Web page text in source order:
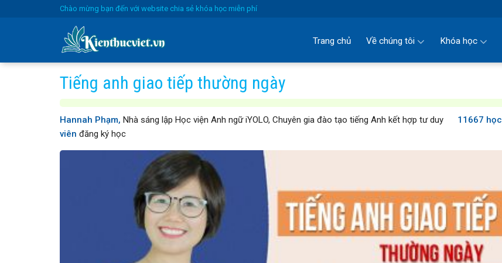
Chào mừng bạn đến với website chia sẻ khóa học miễn phí
Trang chủ Về chúng tôi Khóa học
Tiếng anh giao tiếp thường ngày
Hannah Phạm, Nhà sáng lập Học viện Anh ngữ iYOLO, Chuyên gia đào tạo tiếng Anh kết hợp tư duy
11667 học
viên đăng ký học